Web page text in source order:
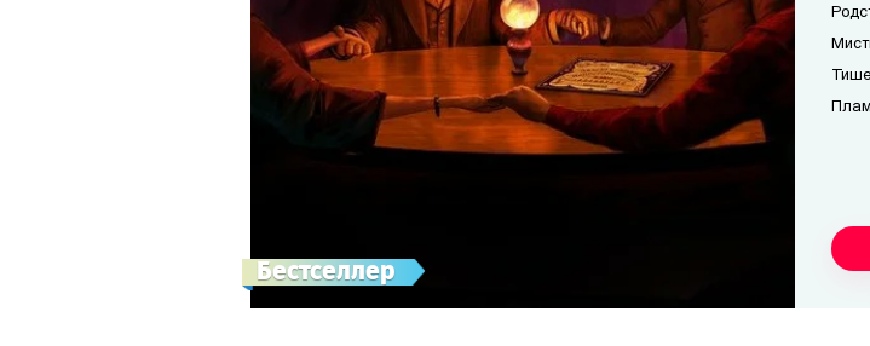
Бестселлер